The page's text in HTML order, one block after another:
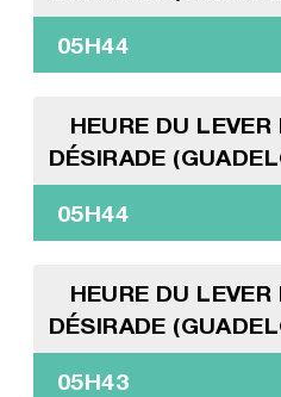
05H44
HEURE DU
DÉSIRADE
05H44
HEURE DU
DÉSIRADE
05H43